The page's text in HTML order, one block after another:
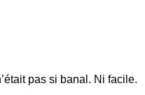
pas si banal. Ni facile.